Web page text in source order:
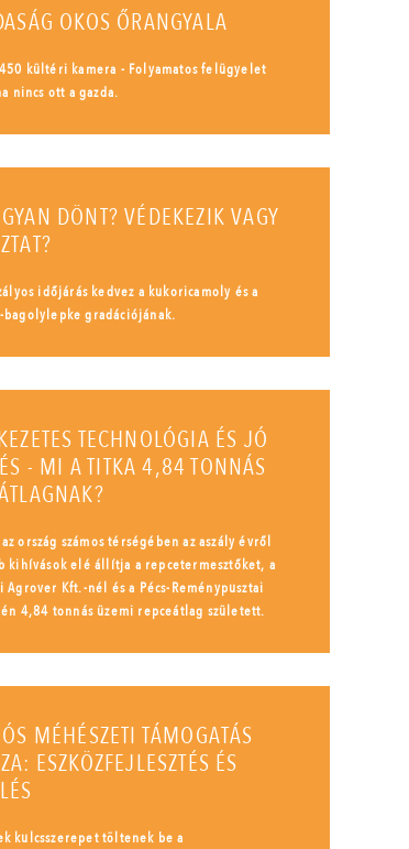
OKOS ŐRANGYALA
kültéri kamera - Folyamatos felügyelet
nincs ott a gazda.
DÖNT? VÉDEKEZIK VAGY
időjárás kedvez a kukoricamoly és a
gradációjának.
TECHNOLÓGIA ÉS JÓ
- MI A TITKA 4,84 TONNÁS
ország számos térségében az aszály évről
kihívások elé állítja a repcetermesztőket, a
Agrover Kft.-nél és a Pécs-Reménypusztai
4,84 tonnás üzemi repceátlag született.
MÉHÉSZETI TÁMOGATÁS
ESZKÖZFEJLESZTÉS ÉS
kulcsszerepet töltenek be a